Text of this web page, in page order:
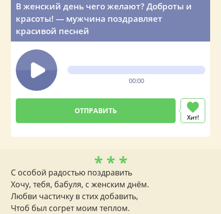
В женский день чего желают? Доброты и
красоты! — мужчина поздравляет
красивой песней
00:00
Хит!
* * *
С особой радостью поздравить
Хочу, тебя, бабуля, с женским днём.
Любви частичку в стих добавить,
Чтоб был согрет моим теплом.